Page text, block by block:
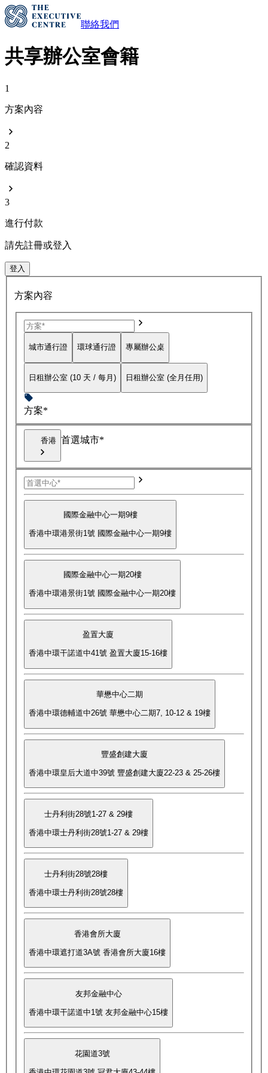
聯絡我們
共享辦公室會籍
1
方案內容
2
確認資料
3
進行付款
請先註冊或登入
登入
方案內容
城市通行證 環球通行證 專屬辦公桌
日租辦公室 (10 天 / 每月) 日租辦公室 (全月任用)
方案*
香港 首選城市*
國際金融中心一期9樓
香港中環港景街1號 國際金融中心一期9樓
國際金融中心一期20樓
香港中環港景街1號 國際金融中心一期20樓
盈置大廈
香港中環干諾道中41號 盈置大廈15-16樓
華懋中心二期
香港中環德輔道中26號 華懋中心二期7, 10-12 & 19樓
豐盛創建大廈
香港中環皇后大道中39號 豐盛創建大廈22-23 & 25-26樓
士丹利街28號1-27 & 29樓
香港中環士丹利街28號1-27 & 29樓
士丹利街28號28樓
香港中環士丹利街28號28樓
香港會所大廈
香港中環遮打道3A號 香港會所大廈16樓
友邦金融中心
香港中環干諾道中1號 友邦金融中心15樓
花園道3號